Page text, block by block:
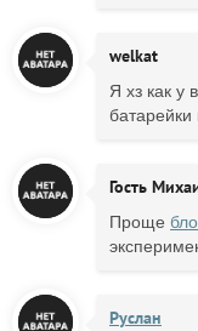
welkat
Я хз как у
Гость
Проще
Руслан